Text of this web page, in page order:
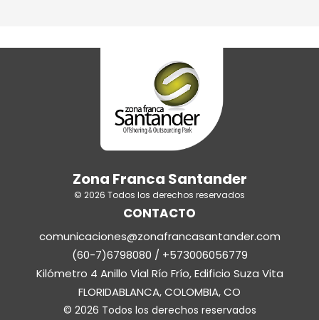
Zona Franca Santander
© 2026 Todos los derechos reservados
CONTACTO
comunicaciones@zonafrancasantander.com
(60-7)6798080 / +573006056779
Kilómetro 4 Anillo Vial Río Frío, Edificio Suza Vita
FLORIDABLANCA, COLOMBIA, CO
© 2026 Todos los derechos reservados